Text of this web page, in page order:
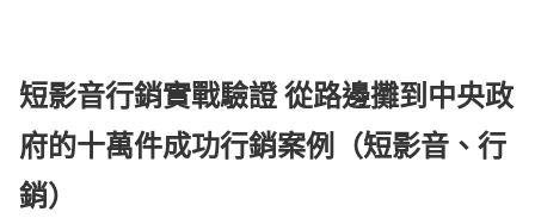
短影音行銷實戰驗證 從路邊攤到中央政
府的十萬件成功行銷案例（短影音、行
銷）